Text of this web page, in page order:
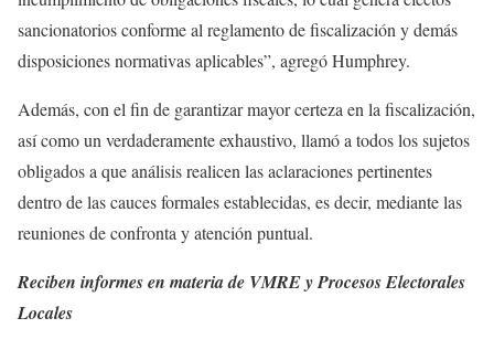
sancionatorios conforme al reglamento de fiscalización y demás
disposiciones normativas aplicables”, agregó Humphrey.
Además, con el fin de garantizar mayor certeza en la fiscalización,
así como un verdaderamente exhaustivo, llamó a todos los sujetos
obligados a que análisis realicen las aclaraciones pertinentes
dentro de las cauces formales establecidas, es decir, mediante las
reuniones de confronta y atención puntual.
Reciben informes en materia de VMRE y Procesos Electorales
Locales